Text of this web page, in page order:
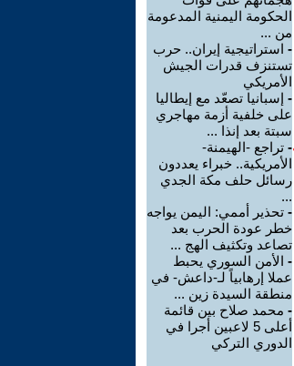
الحكومة اليمنية المدعومة
من ...
- استراتيجية إيران.. حرب
تستنزف قدرات الجيش
الأمريكي
- إسبانيا تصعّد مع إيطاليا
على خلفية أزمة مهاجري
سبتة بعد إنذا ...
- تراجع -الهيمنة-
الأمريكية.. خبراء يعددون
رسائل حلف مكة الجدي
...
- تحذير أممي: اليمن يواجه
خطر عودة الحرب بعد
تصاعد وتكثيف الهج ...
- الأمن السوري يحبط
عملا إرهابياً لـ-داعش- في
منطقة السيدة زين ...
- محمد صلاح بين قائمة
أعلى 5 لاعبين أجرا في
الدوري التركي